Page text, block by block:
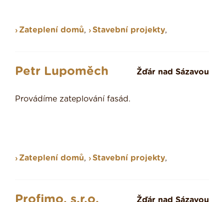
Zateplení domů, Stavební projekty,
Petr Lupoměch Žďár nad Sázavou
Provádíme zateplování fasád.
Zateplení domů, Stavební projekty,
Žďár nad Sázavou